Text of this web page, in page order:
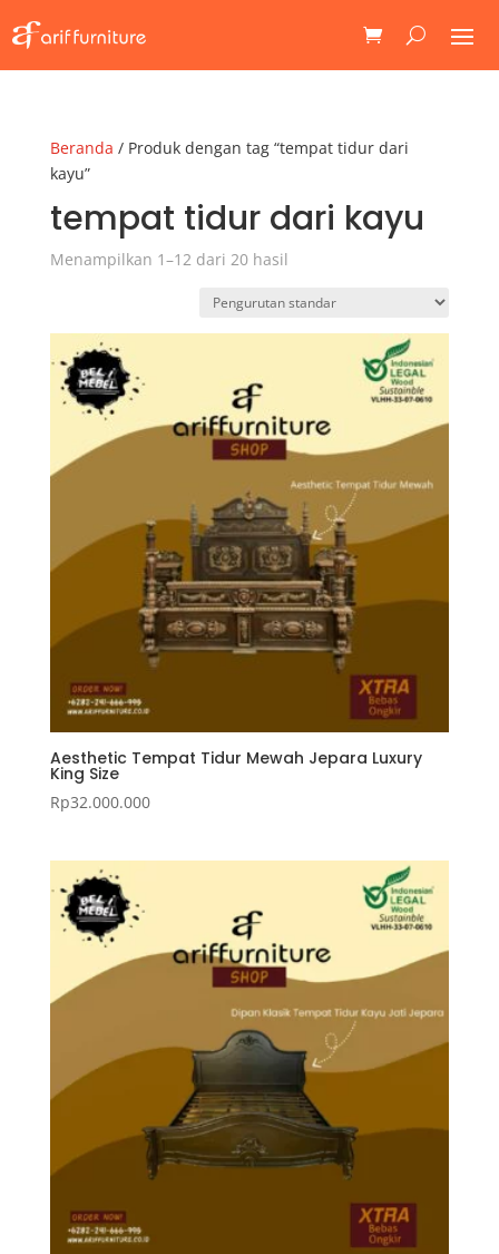
Beranda / Produk dengan tag “tempat tidur dari
kayu”
tempat tidur dari kayu
Menampilkan 1–12 dari 20 hasil
Aesthetic Tempat Tidur Mewah Jepara Luxury
King Size
Rp32.000.000